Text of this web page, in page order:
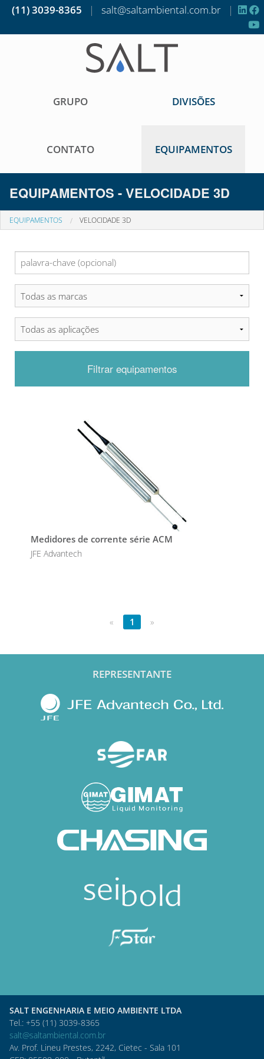
(11) 3039-8365 | salt@saltambiental.com.br |
GRUPO DIVISÕES
CONTATO EQUIPAMENTOS
EQUIPAMENTOS - VELOCIDADE 3D
EQUIPAMENTOS VELOCIDADE 3D
Filtrar equipamentos
Medidores de corrente série ACM
JFE Advantech
« 1 »
REPRESENTANTE
SALT ENGENHARIA E MEIO AMBIENTE LTDA
Tel.: +55 (11) 3039-8365
salt@saltambiental.com.br
Av. Prof. Lineu Prestes, 2242, Cietec - Sala 101